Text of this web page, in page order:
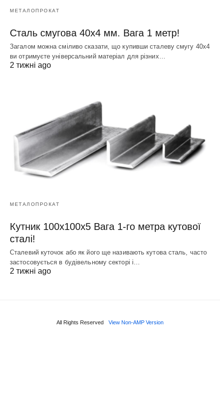
МЕТАЛОПРОКАТ
Сталь смугова 40х4 мм. Вага 1 метр!
Загалом можна сміливо сказати, що купивши сталеву смугу 40х4
ви отримуєте універсальний матеріал для різних…
2 тижні ago
МЕТАЛОПРОКАТ
Кутник 100х100х5 Вага 1-го метра кутової
сталі!
Сталевий куточок або як його ще називають кутова сталь, часто
застосовується в будівельному секторі і…
2 тижні ago
All Rights Reserved View Non-AMP Version